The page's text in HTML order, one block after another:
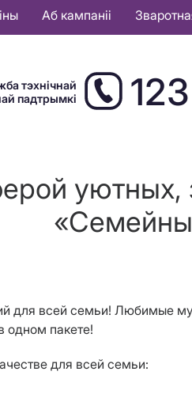
Аб кампаніі
тэхнічнай
падтрымкі
123
уютных,
для всей семьи! Любимые
одном пакете!
для всей семьи: